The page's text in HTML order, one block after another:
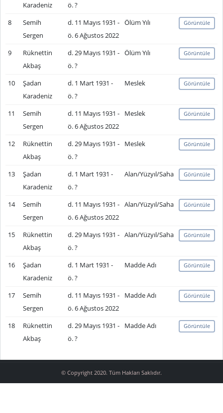
Karadeniz
ö. ?
8
Semih
Sergen
d. 11 Mayıs 1931 -
ö. 6 Ağustos 2022
Ölüm Yılı Görüntüle
9
Rüknettin
Akbaş
d. 29 Mayıs 1931 -
ö. ?
Ölüm Yılı Görüntüle
10
Şadan
Karadeniz
d. 1 Mart 1931 -
ö. ?
Meslek Görüntüle
11
Semih
Sergen
d. 11 Mayıs 1931 -
ö. 6 Ağustos 2022
Meslek Görüntüle
12
Rüknettin
Akbaş
d. 29 Mayıs 1931 -
ö. ?
Meslek Görüntüle
13
Şadan
Karadeniz
d. 1 Mart 1931 -
ö. ?
Alan/Yüzyıl/Saha Görüntüle
14
Semih
Sergen
d. 11 Mayıs 1931 -
ö. 6 Ağustos 2022
Alan/Yüzyıl/Saha Görüntüle
15
Rüknettin
Akbaş
d. 29 Mayıs 1931 -
ö. ?
Alan/Yüzyıl/Saha Görüntüle
16
Şadan
Karadeniz
d. 1 Mart 1931 -
ö. ?
Madde Adı Görüntüle
17
Semih
Sergen
d. 11 Mayıs 1931 -
ö. 6 Ağustos 2022
Madde Adı Görüntüle
18
Rüknettin
Akbaş
d. 29 Mayıs 1931 -
ö. ?
Madde Adı Görüntüle
© Copyright 2020. Tüm Hakları Saklıdır.